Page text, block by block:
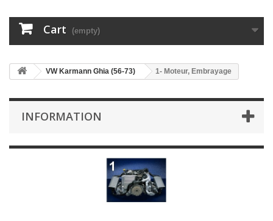
Cart (empty)
VW Karmann Ghia (56-73) 1- Moteur, Embrayage
INFORMATION